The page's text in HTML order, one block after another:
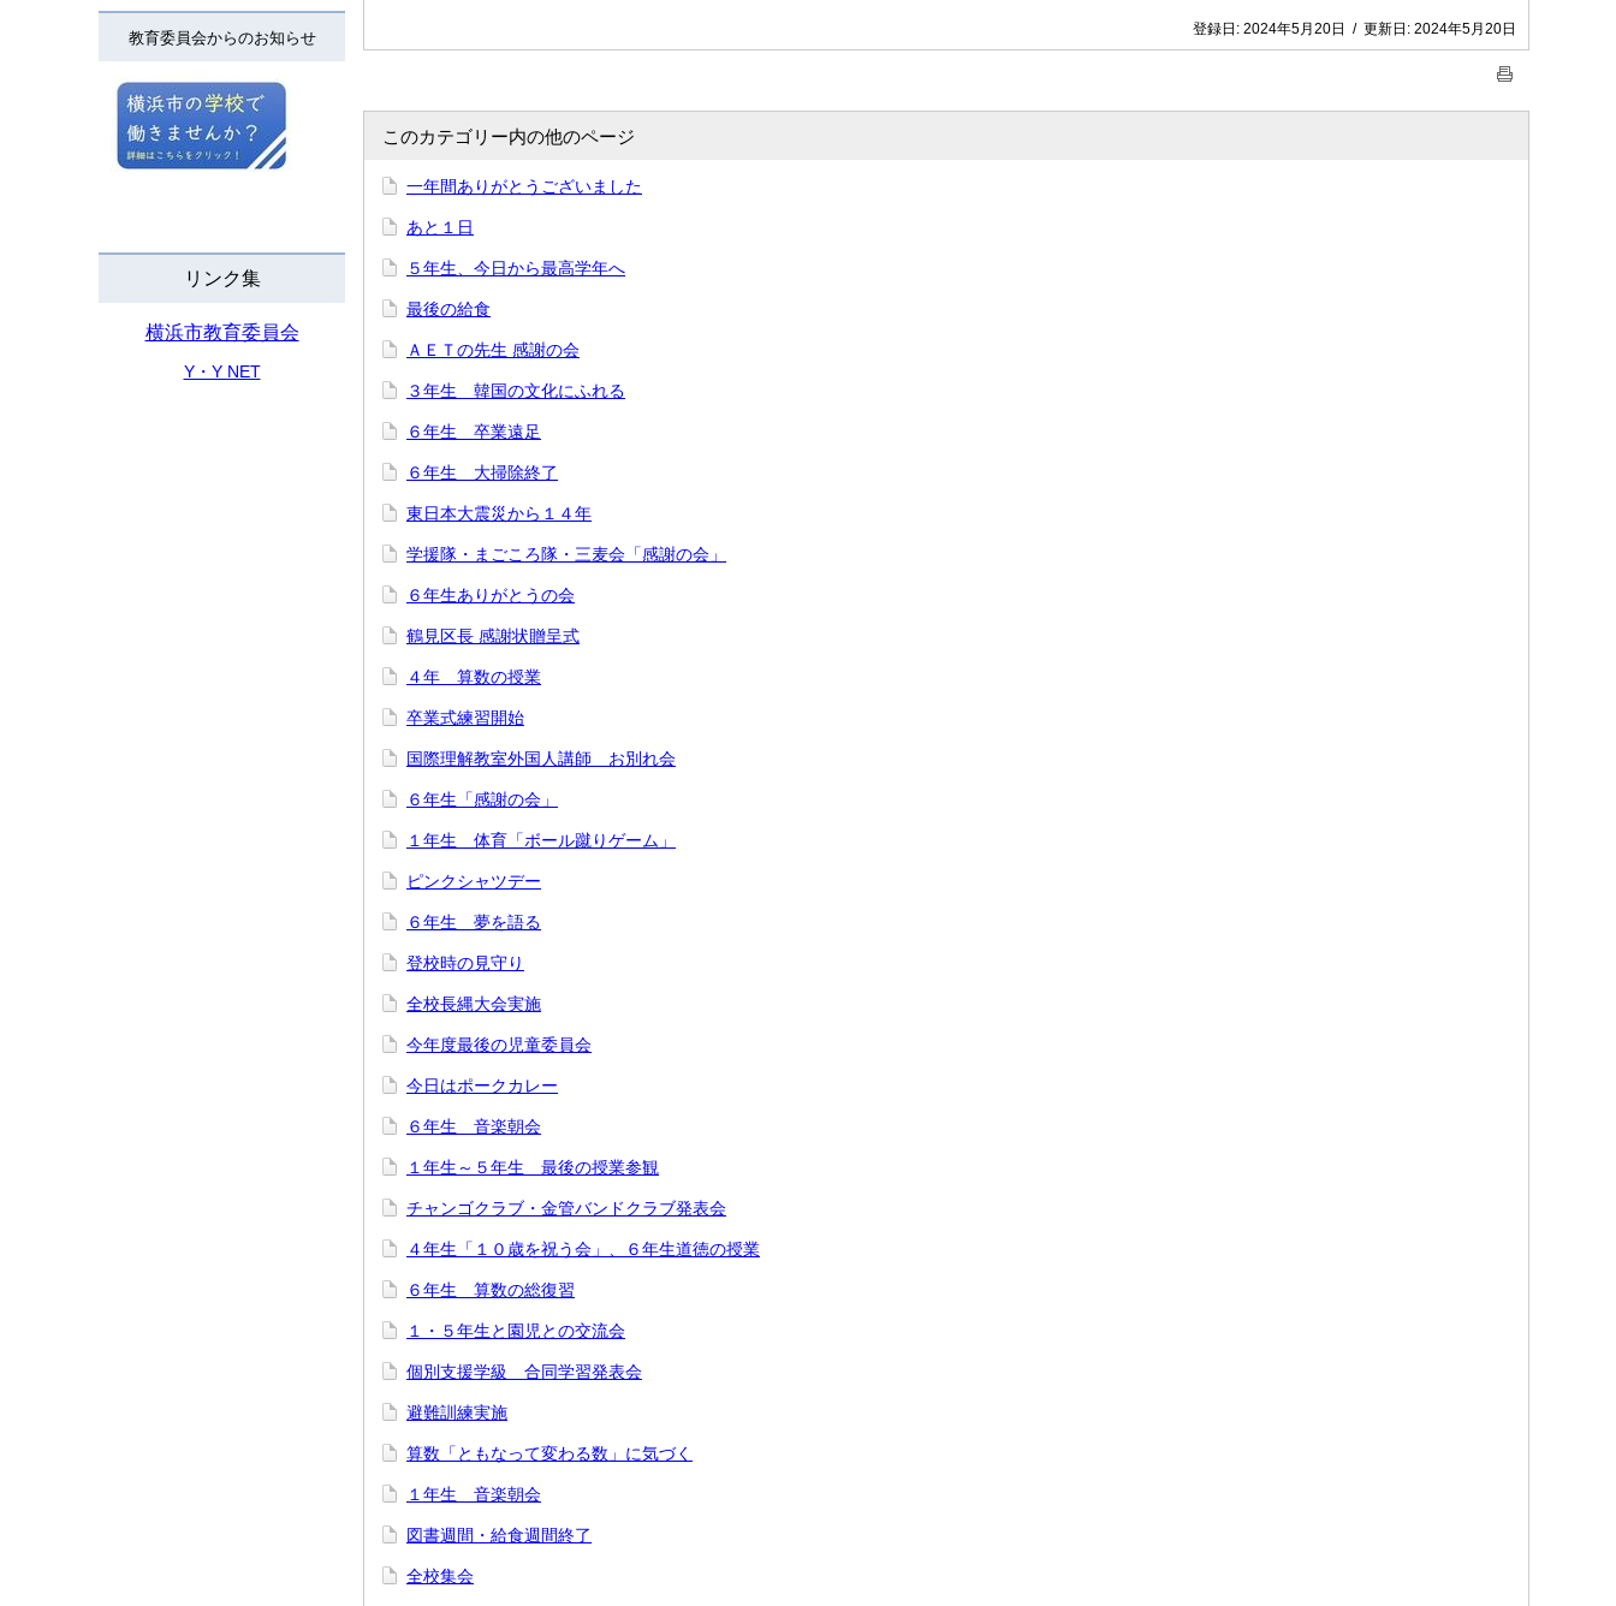
教育委員会からのお知らせ
リンク集
横浜市教育委員会
Y・Y NET
登録日: 2024年5月20日 / 更新日: 2024年5月20日
このカテゴリー内の他のページ
一年間ありがとうございました
あと１日
５年生、今日から最高学年へ
最後の給食
ＡＥＴの先生 感謝の会
３年生 韓国の文化にふれる
６年生 卒業遠足
６年生 大掃除終了
東日本大震災から１４年
学援隊・まごころ隊・三麦会「感謝の会」
６年生ありがとうの会
鶴見区長 感謝状贈呈式
４年 算数の授業
卒業式練習開始
国際理解教室外国人講師 お別れ会
６年生「感謝の会」
１年生 体育「ボール蹴りゲーム」
ピンクシャツデー
６年生 夢を語る
登校時の見守り
全校長縄大会実施
今年度最後の児童委員会
今日はポークカレー
６年生 音楽朝会
１年生～５年生 最後の授業参観
チャンゴクラブ・金管バンドクラブ発表会
４年生「１０歳を祝う会」、６年生道徳の授業
６年生 算数の総復習
１・５年生と園児との交流会
個別支援学級 合同学習発表会
避難訓練実施
算数「ともなって変わる数」に気づく
１年生 音楽朝会
図書週間・給食週間終了
全校集会